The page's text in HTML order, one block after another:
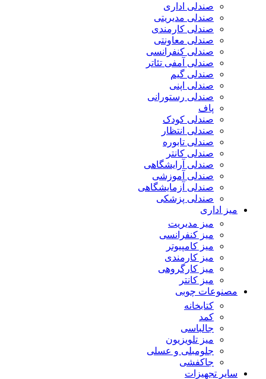
صندلی اداری
صندلی مدیریتی
صندلی کارمندی
صندلی معاونتی
صندلی کنفرانسی
صندلی آمفی تئاتر
صندلی گیم
صندلی اپنی
صندلی رستورانی
پاف
صندلی کودک
صندلی انتظار
صندلی تابوره
صندلی کانتر
صندلی آرایشگاهی
صندلی آموزشی
صندلی آزمایشگاهی
صندلی پزشکی
میز اداری
میز مدیریت
میز کنفرانسی
میز کامپیوتر
میز کارمندی
میز کارگروهی
میز کانتر
مصنوعات چوبی
کتابخانه
کمد
جالباسی
میز تلویزیون
جلومبلی و عسلی
جاکفشی
سایر تجهیزات